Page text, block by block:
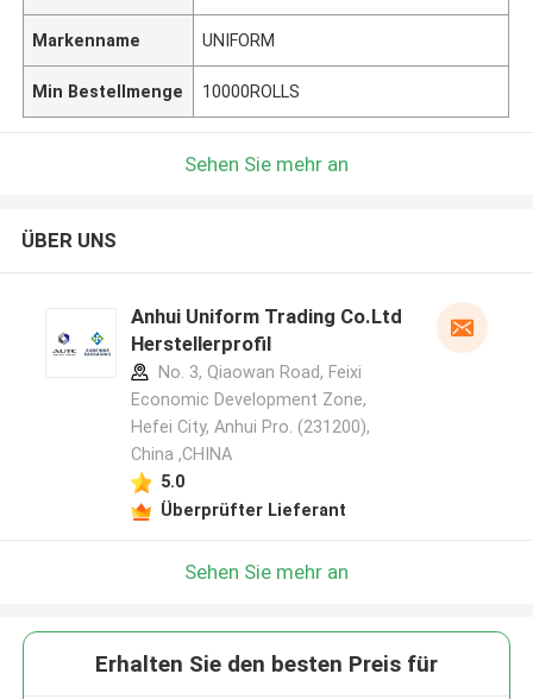
Markenname UNIFORM
Min Bestellmenge 10000ROLLS
Sehen Sie mehr an
ÜBER UNS
Anhui Uniform Trading Co.Ltd
Herstellerprofil
No. 3, Qiaowan Road, Feixi
Economic Development Zone,
Hefei City, Anhui Pro. (231200),
China ,CHINA
5.0
Überprüfter Lieferant
Sehen Sie mehr an
Erhalten Sie den besten Preis für